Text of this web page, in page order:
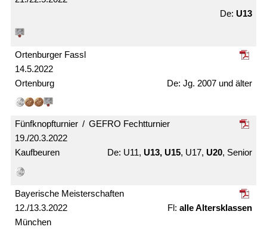
U13
14.5.2022
Ortenburger Fassl
Ortenburg Jg. 2007 und älter
19./20.3.2022
Fünfknopf­turnier / GEFRO Fecht­turnier
Kaufbeuren U11, U13, U15, U17, U20, Senior
12./13.3.2022
Bayerische Meister­schaften
München
alle Alters­klassen